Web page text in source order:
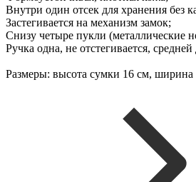
Внутри один отсек для хранения без
Застегивается на механизм замок;
Снизу четыре пукли (металлические
Ручка одна, не отстегивается,
Размеры: высота сумки 16 см,